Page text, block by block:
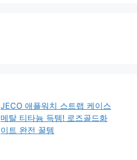
JECO 애플워치 스트랩 케이스
메탈 티타늄 득템! 로즈골드화
이트 완전 꿀템